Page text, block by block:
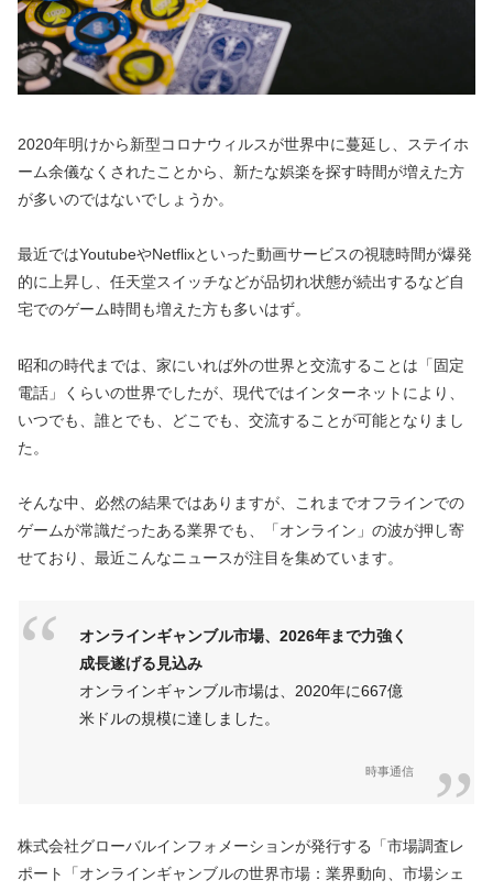
2020年明けから新型コロナウィルスが世界中に蔓延し、ステイホ
ーム余儀なくされたことから、新たな娯楽を探す時間が増えた方
が多いのではないでしょうか。
最近ではYoutubeやNetflixといった動画サービスの視聴時間が爆発
的に上昇し、任天堂スイッチなどが品切れ状態が続出するなど自
宅でのゲーム時間も増えた方も多いはず。
昭和の時代までは、家にいれば外の世界と交流することは「固定
電話」くらいの世界でしたが、現代ではインターネットにより、
いつでも、誰とでも、どこでも、交流することが可能となりまし
た。
そんな中、必然の結果ではありますが、これまでオフラインでの
ゲームが常識だったある業界でも、「オンライン」の波が押し寄
せており、最近こんなニュースが注目を集めています。
オンラインギャンブル市場、2026年まで力強く
成長遂げる見込み
オンラインギャンブル市場は、2020年に667億
米ドルの規模に達しました。
時事通信
株式会社グローバルインフォメーションが発行する「市場調査レ
ポート「オンラインギャンブルの世界市場：業界動向、市場シェ